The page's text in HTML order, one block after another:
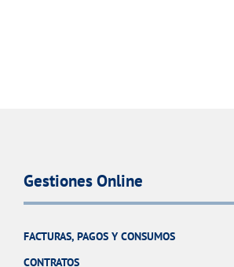
Gestiones Online
FACTURAS, PAGOS Y CONSUMOS
CONTRATOS